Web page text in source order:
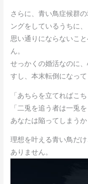
さらに、青い鳥症候群
ングをしているうちに、
思い通りにならないこ
ん。
せっかくの婚活なのに
すし、本末転倒になって
「あちらを立てればこ
「二兎を追う者は一兎
あなたは陥ってしまうか
理想を叶える青い鳥だ
ありません。